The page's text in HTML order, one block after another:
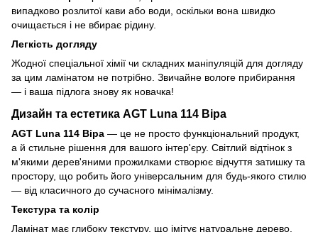
випадково розлитої кави або води, оскільки вона швидко
очищається і не вбирає рідину.
Легкість догляду
Жодної спеціальної хімії чи складних маніпуляцій для догляду
за цим ламінатом не потрібно. Звичайне вологе прибирання
— і ваша підлога знову як новачка!
Дизайн та естетика AGT Luna 114 Віра
AGT Luna 114 Віра — це не просто функціональний продукт,
а й стильне рішення для вашого інтер'єру. Світлий відтінок з
м'якими дерев'яними прожилками створює відчуття затишку та
простору, що робить його універсальним для будь-якого стилю
— від класичного до сучасного мінімалізму.
Текстура та колір
Ламінат має глибоку текстуру, що імітує натуральне дерево.